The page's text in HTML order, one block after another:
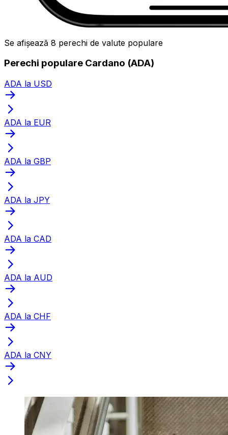
Se afișează 8 perechi de valute populare
Perechi populare Cardano (ADA)
ADA la USD
ADA la EUR
ADA la GBP
ADA la JPY
ADA la CAD
ADA la AUD
ADA la CHF
ADA la CNY